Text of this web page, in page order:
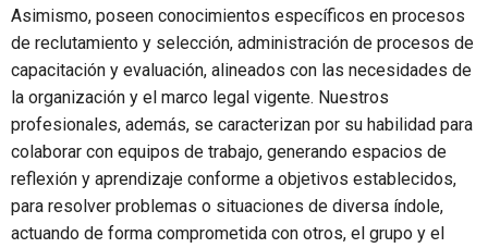
Asimismo, poseen conocimientos específicos en procesos
de reclutamiento y selección, administración de procesos de
capacitación y evaluación, alineados con las necesidades de
la organización y el marco legal vigente. Nuestros
profesionales, además, se caracterizan por su habilidad para
colaborar con equipos de trabajo, generando espacios de
reflexión y aprendizaje conforme a objetivos establecidos,
para resolver problemas o situaciones de diversa índole,
actuando de forma comprometida con otros, el grupo y el